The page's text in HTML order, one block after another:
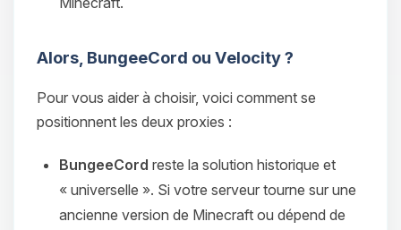
Alors, BungeeCord ou Velocity ?
Pour vous aider à choisir, voici comment se
positionnent les deux proxies :
BungeeCord reste la solution historique et
« universelle ». Si votre serveur tourne sur une
ancienne version de Minecraft ou dépend de